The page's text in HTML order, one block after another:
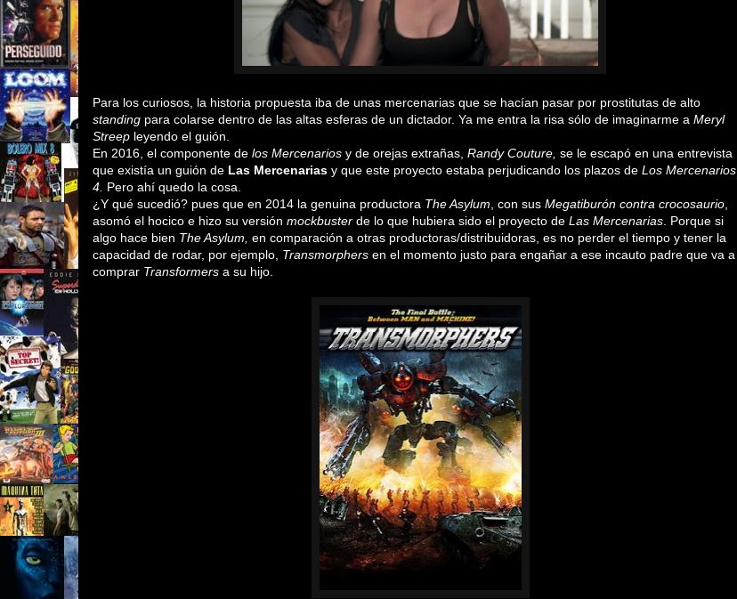
Para los curiosos, la historia propuesta iba de unas mercenarias que se hacían pasar por prostitutas de alto
standing para colarse dentro de las altas esferas de un dictador. Ya me entra la risa sólo de imaginarme a Meryl
Streep leyendo el guión.
En 2016, el componente de los Mercenarios y de orejas extrañas, Randy Couture, se le escapó en una entrevista
que existía un guión de Las Mercenarias y que este proyecto estaba perjudicando los plazos de Los Mercenarios
4. Pero ahí quedo la cosa.
¿Y qué sucedió? pues que en 2014 la genuina productora The Asylum , con sus Megatiburón contra crocosaurio
asomó el hocico e hizo su versión mockbuster de lo que hubiera sido el proyecto de Las Mercenarias . Porque si
algo hace bien The Asylum, en comparación a otras productoras/distribuidoras, es no perder el tiempo y tener la
capacidad de rodar, por ejemplo, Transmorphers en el momento justo para engañar a ese incauto padre que va a
comprar Transformers a su hijo.